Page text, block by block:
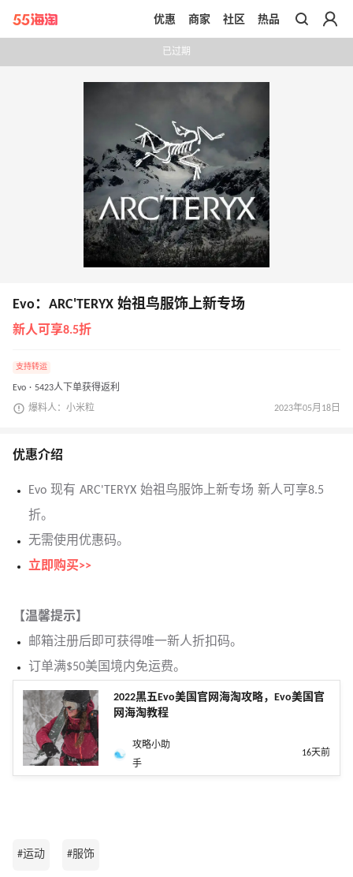
带你去官网买正品
优惠 商家 社区 热品
已过期
Evo：ARC'TERYX 始祖鸟服饰上新专场
新人可享8.5折
支持转运
Evo · 5423人下单获得返利
爆料人：小米粒 2023年05月18日
优惠介绍
Evo 现有 ARC'TERYX 始祖鸟服饰上新专场 新人可享8.5
折。
无需使用优惠码。
立即购买>>
【温馨提示】
邮箱注册后即可获得唯一新人折扣码。
订单满$50美国境内免运费。
2022黑五Evo美国官网海淘攻略，Evo美国官
网海淘教程
攻略小助
手
16天前
#运动 #服饰